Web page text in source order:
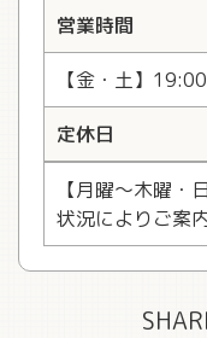
営業時間
【金・土】
定休日
【月曜～木曜
状況によりご案